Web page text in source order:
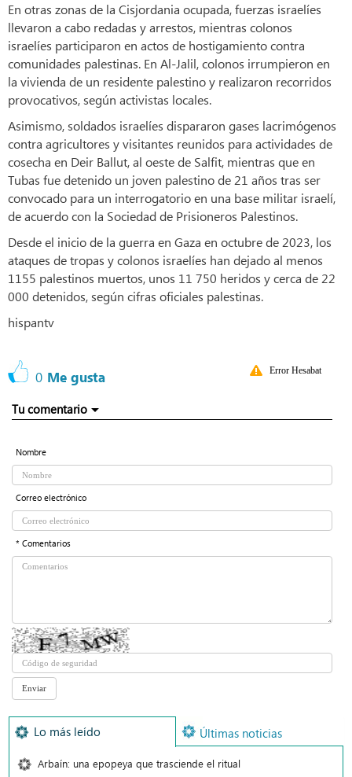
En otras zonas de la Cisjordania ocupada, fuerzas israelíes
llevaron a cabo redadas y arrestos, mientras colonos
israelíes participaron en actos de hostigamiento contra
comunidades palestinas. En Al-Jalil, colonos irrumpieron en
la vivienda de un residente palestino y realizaron recorridos
provocativos, según activistas locales.
Asimismo, soldados israelíes dispararon gases lacrimógenos
contra agricultores y visitantes reunidos para actividades de
cosecha en Deir Ballut, al oeste de Salfit, mientras que en
Tubas fue detenido un joven palestino de 21 años tras ser
convocado para un interrogatorio en una base militar israelí,
de acuerdo con la Sociedad de Prisioneros Palestinos.
Desde el inicio de la guerra en Gaza en octubre de 2023, los
ataques de tropas y colonos israelíes han dejado al menos
1155 palestinos muertos, unos 11 750 heridos y cerca de 22
000 detenidos, según cifras oficiales palestinas.
hispantv
0 Me gusta Error Hesabat
Tu comentario
Nombre
Correo electrónico
* Comentarios
Lo más leído Últimas noticias
Arbaín: una epopeya que trasciende el ritual